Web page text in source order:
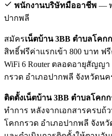
พนักงานบริษัทมืออาชีพ —
ปากพลี
สมัครเน็ตบ้าน 3BB ตำบลโคก
สิทธิ์ฟรีค่าแรกเข้า 800 บาท ฟ
WiFi 6 Router ตลอดอายุสัญ
กรวด อำเภอปากพลี จังหวัดน
ติดตั้งเน็ตบ้าน 3BB ตำบลโคก
ทำการ หลังจากเอกสารครบ
โคกกรวด อำเภอปากพลี จังห